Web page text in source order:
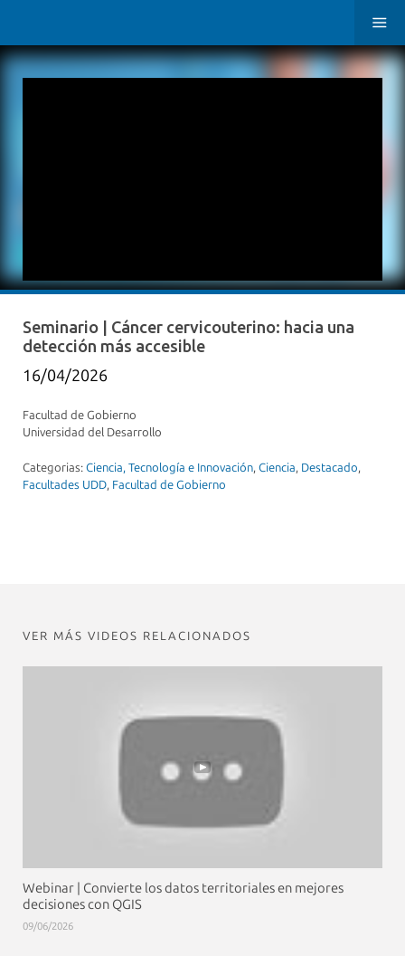
Seminario | Cáncer cervicouterino: hacia una
detección más accesible
16/04/2026
Facultad de Gobierno
Universidad del Desarrollo
Categorias: Ciencia, Tecnología e Innovación, Ciencia, Destacado,
Facultades UDD, Facultad de Gobierno
VER MÁS VIDEOS RELACIONADOS
Webinar | Convierte los datos territoriales en mejores
decisiones con QGIS
09/06/2026